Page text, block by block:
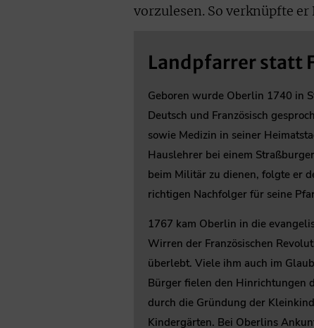
vorzulesen. So verknüpfte
Landpfarrer statt
Geboren wurde Oberlin 1740 in
Deutsch und Französisch
sowie Medizin in seiner
Hauslehrer bei einem
beim Militär zu dienen, folgte er
richtigen Nachfolger für seine
1767 kam Oberlin in die
Wirren der Französischen
überlebt. Viele ihm auch im
Bürger fielen den Hinrichtungen
durch die Gründung der
Kindergärten. Bei Oberlins